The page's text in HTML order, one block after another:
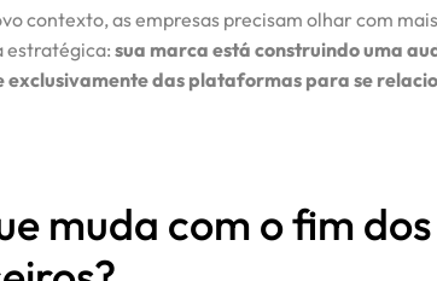
contexto, as empresas precisam olhar com
estratégica: sua marca está construindo uma
exclusivamente das plataformas para se
muda com o fim